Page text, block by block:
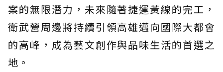
案的無限潛力，未來隨著捷運黃線的完工，
衛武營周邊將持續引領高雄邁向國際大都會
的高峰，成為藝文創作與品味生活的首選之
地。